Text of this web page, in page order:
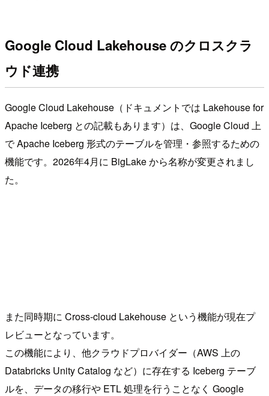
Google Cloud Lakehouse のクロスクラ
ウド連携
Google Cloud Lakehouse（ドキュメントでは Lakehouse for
Apache Iceberg との記載もあります）は、Google Cloud 上
で Apache Iceberg 形式のテーブルを管理・参照するための
機能です。2026年4月に BigLake から名称が変更されまし
た。
また同時期に Cross-cloud Lakehouse という機能が現在プ
レビューとなっています。
この機能により、他クラウドプロバイダー（AWS 上の
Databricks Unity Catalog など）に存在する Iceberg テーブ
ルを、データの移行や ETL 処理を行うことなく Google